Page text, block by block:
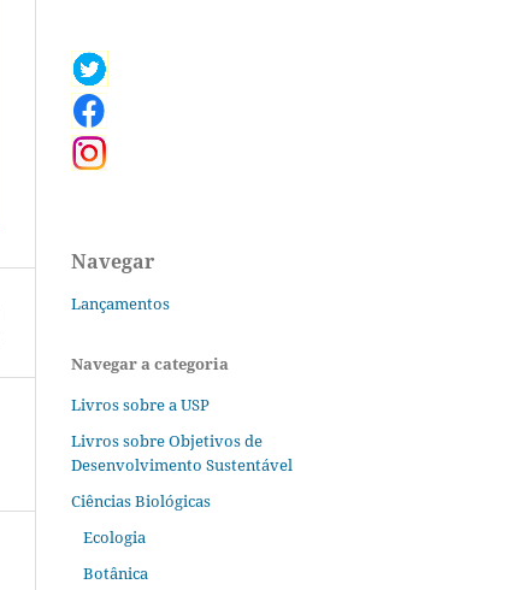
Navegar
Lançamentos
Navegar a categoria
Livros sobre a USP
Livros sobre Objetivos de
Desenvolvimento Sustentável
Ciências Biológicas
Ecologia
Botânica